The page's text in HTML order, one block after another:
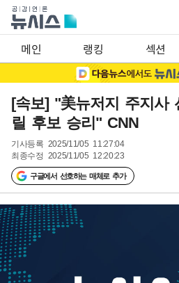
메인 랭킹 섹션
[속보] "美뉴저지 주지사
릴 후보 승리" CNN
기사등록 2025/11/05 11:27:04
최종수정 2025/11/05 12:20:23
구글에서 선호하는 매체로 추가